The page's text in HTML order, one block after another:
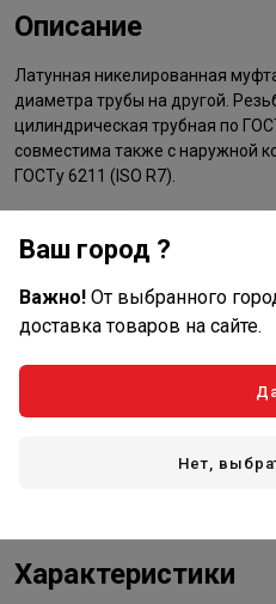
Описание
Латунная никелированная
диаметра трубы на другой.
цилиндрическая трубная по
совместима также с наружной
ГОСТу 6211 (ISO R7).
Характеристики
Ваш город ?
Важно! От выбранного
доставка товаров на сайте.
Нет,